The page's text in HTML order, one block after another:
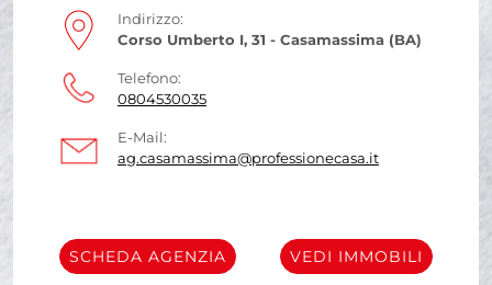
Indirizzo:
Corso Umberto I, 31 - Casamassima (BA)
Telefono:
0804530035
E-Mail:
ag.casamassima@professionecasa.it
SCHEDA AGENZIA VEDI IMMOBILI